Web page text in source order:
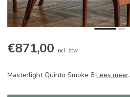
€871,00 Incl. btw
Masterlight Quinto Smoke 8 Lees meer.